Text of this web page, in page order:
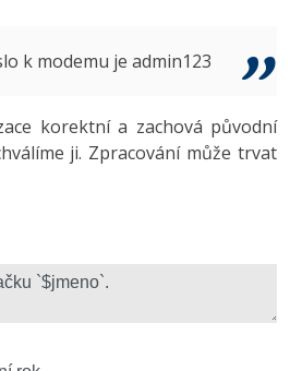
(AI) -10%
k modemu je admin123
korektní a zachová původní
ji. Zpracování může trvat